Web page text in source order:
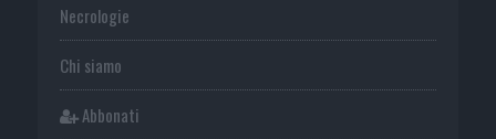
Necrologie
Chi siamo
Abbonati